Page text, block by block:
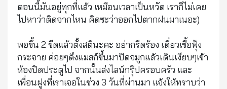
ตอนนี้มันอยู่ทุกที่แล้ว เหมือนเวลาเป็นหวัด เราก็ไม่เคย
ไปหาว่าติดจากไหน คิดซะว่าออกไปตากฝนมาเนอะ)
พอขึ้น 2 ขีดแล้วตั้งสตินะคะ อย่ากรีดร้อง เดี๋ยวเชื้อฟุ้ง
กระจาย ค่อยๆดึงแมสก์ขึ้นมาปิดจมูกแล้วเดินเงียบๆเข้า
ห้องปิดประตูไป จากนั้นส่งไลน์กรุ๊ปครอบครัว และ
เพื่อนฝูงที่เราเจอในช่วง 3 วันที่ผ่านมา แจ้งให้ทราบว่า